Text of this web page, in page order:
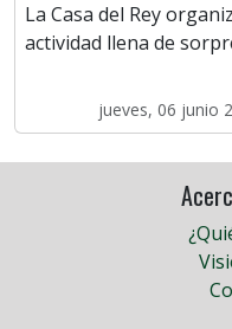
La Casa del Rey
actividad llena de
jueves, 06 junio